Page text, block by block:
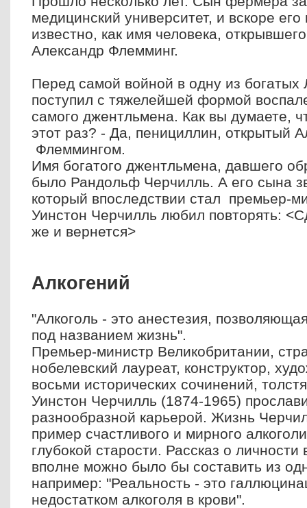
медицинский университет, и вскоре
известно, как имя человека,
Александр Флемминг.
Перед самой войной в одну из богатых
поступил с тяжелейшей формой
самого джентльмена. Как вы думаете,
этот раз? - Да, пенициллин, открытый
Флеммингом.
Имя богатого джентльмена, давшего
было Рандольф Черчилль. А его сына
который впоследствии стал премьер-
Уинстон Черчилль любил повторять:
же и вернется>
Алкогений
"Алкоголь - это анестезия,
под названием жизнь".
Премьер-министр Великобритании,
нобелевский лауреат, конструктор,
восьми исторических сочинений,
Уинстон Черчилль (1874-1965)
разнообразной карьерой. Жизнь
пример счастливого и мирного
глубокой старости. Рассказ о личности
вполне можно было бы составить из
например: "Реальность - это
недостатком алкоголя в крови".